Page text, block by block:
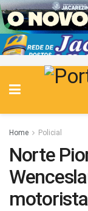
Home Policial
Norte